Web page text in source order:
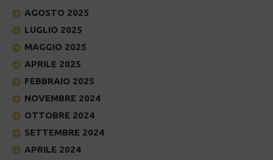
AGOSTO 2025
LUGLIO 2025
MAGGIO 2025
APRILE 2025
FEBBRAIO 2025
NOVEMBRE 2024
OTTOBRE 2024
SETTEMBRE 2024
APRILE 2024